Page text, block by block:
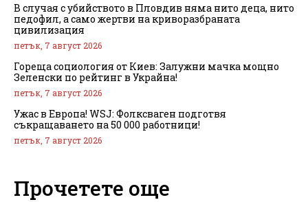
В случая с убийството в Пловдив няма нито деца, нито
педофил, а само жертви на криворазбраната
цивилизация
петък, 7 август 2026
Гореща социология от Киев: Залужни мачка мощно
Зеленски по рейтинг в Украйна!
петък, 7 август 2026
Ужас в Европа! WSJ: Фолксваген подготвя
съкращаването на 50 000 работници!
петък, 7 август 2026
Прочетете още